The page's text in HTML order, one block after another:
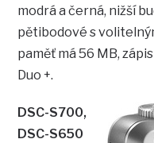
modrá a černá, nižší
pětibodové s
paměť má 56 MB,
Duo +.
DSC-S700,
DSC-S650